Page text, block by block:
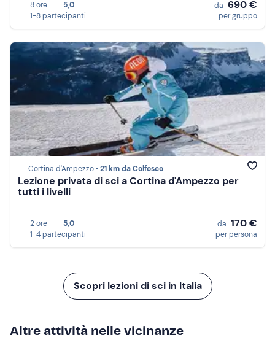
8 ore
5,0
1-8 partecipanti
da 690 €
per gruppo
Cortina d'Ampezzo •21 km da Colfosco
Lezione privata di sci a Cortina d'Ampezzo per
tutti i livelli
2 ore
5,0
1-4 partecipanti
da 170 €
per persona
Scopri lezioni di sci in Italia
Altre attività nelle vicinanze